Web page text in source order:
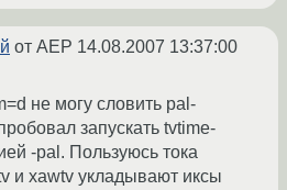
от AEP 14.08.2007 13:37:00
не могу словить pal-
запускать tvtime-
-pal. Пользуюсь тока
и xawtv укладывают иксы